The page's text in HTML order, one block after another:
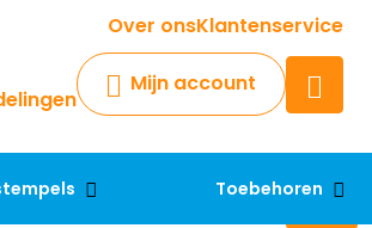
Over onsKlantenservice
Mijn account
Toebehoren
Krijg een antwoord op uw vraag
Chatbot
24/7 met onze chatbot